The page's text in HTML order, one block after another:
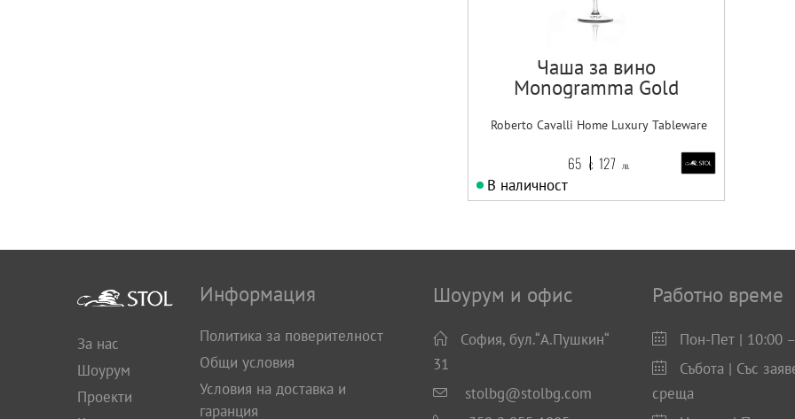
Чаша за вино
Monogramma Gold
Roberto Cavalli Home Luxury Tableware
65 € 127 лв.
В наличност
За нас
Шоурум
Проекти
Информация
Политика за поверителност
Общи условия
Условия на доставка и
гаранция
Шоурум и офис
София, бул.“А.Пушкин“
31
stolbg@stolbg.com
Работно време
Пон-Пет | 10:00
Събота | Със
среща